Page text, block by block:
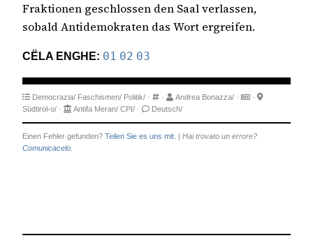
Fraktionen geschlossen den Saal verlassen,
sobald Antidemokraten das Wort ergreifen.
CËLA ENGHE: 01 02 03
Democrazia/ Faschismen/ Politik/ · · Andrea Bonazza/ ·
·
Südtirol-o/ · Antifa Meran/ CPI/ · Deutsch/
Einen Fehler gefunden? Teilen Sie es uns mit. | Hai trovato un errore?
Comunicacelo.